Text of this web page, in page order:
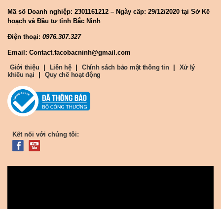
Mã số Doanh nghiệp: 2301161212 – Ngày cấp: 29/12/2020 tại Sở Kế
hoạch và Đầu tư tỉnh Bắc Ninh
Điện thoại: 0976.307.327
Email: Contact.facobacninh@gmail.com
Giới thiệu
| Liên hệ | Chính sách bảo mật thông tin |
Xử lý
khiếu nại
| Quy chế hoạt động
Kết nối với chúng tôi: